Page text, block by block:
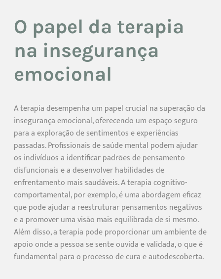
O papel da terapia
na insegurança
emocional
A terapia desempenha um papel crucial na superação da
insegurança emocional, oferecendo um espaço seguro
para a exploração de sentimentos e experiências
passadas. Profissionais de saúde mental podem ajudar
os indivíduos a identificar padrões de pensamento
disfuncionais e a desenvolver habilidades de
enfrentamento mais saudáveis. A terapia cognitivo-
comportamental, por exemplo, é uma abordagem eficaz
que pode ajudar a reestruturar pensamentos negativos
e a promover uma visão mais equilibrada de si mesmo.
Além disso, a terapia pode proporcionar um ambiente de
apoio onde a pessoa se sente ouvida e validada, o que é
fundamental para o processo de cura e autodescoberta.